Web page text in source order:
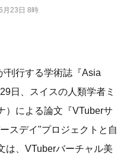
月23日 8時
刊行する学術誌『Asia
日、スイスの人類学者ミ
）による論文『VTuberサ
スデイ"プロジェクトと自
は、VTuberバーチャル美